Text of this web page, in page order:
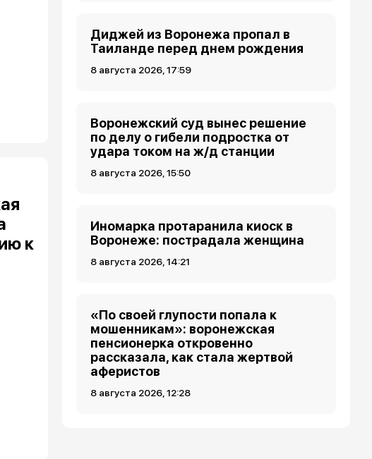
к
Диджей из Воронежа пропал в
Таиланде перед днем рождения
8 августа 2026, 17:59
Воронежский суд вынес решение
по делу о гибели подростка от
удара током на ж/д станции
8 августа 2026, 15:50
Иномарка протаранила киоск в
Воронеже: пострадала женщина
8 августа 2026, 14:21
«По своей глупости попала к
мошенникам»: воронежская
пенсионерка откровенно
рассказала, как стала жертвой
аферистов
8 августа 2026, 12:28